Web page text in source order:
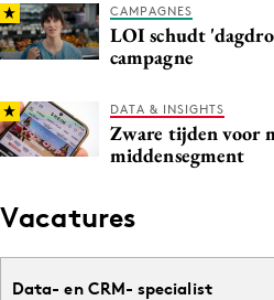
CAMPAGNES
LOI schudt
campagne
DATA & INSIGHTS
Zware tijden voor
middensegment
Vacatures
Data- en CRM- specialist